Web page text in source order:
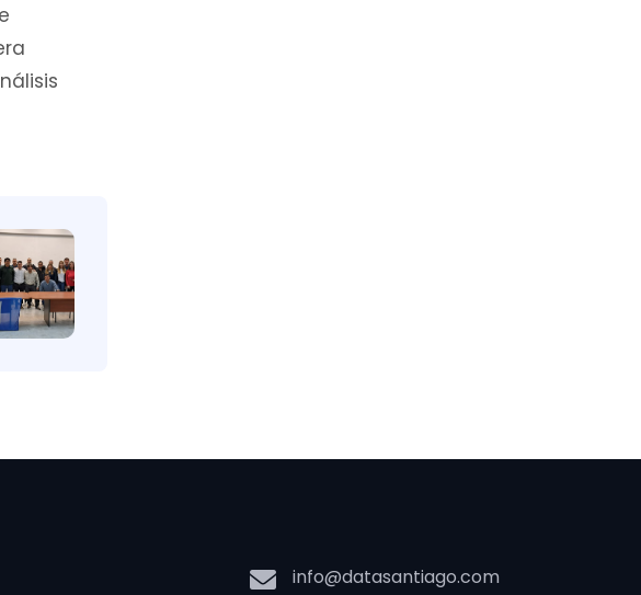
info@datasantiago.com